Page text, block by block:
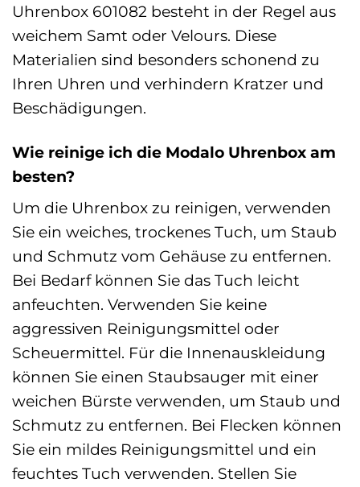
Uhrenbox 601082 besteht in der Regel aus
weichem Samt oder Velours. Diese
Materialien sind besonders schonend zu
Ihren Uhren und verhindern Kratzer und
Beschädigungen.
Wie reinige ich die Modalo Uhrenbox am
besten?
Um die Uhrenbox zu reinigen, verwenden
Sie ein weiches, trockenes Tuch, um Staub
und Schmutz vom Gehäuse zu entfernen.
Bei Bedarf können Sie das Tuch leicht
anfeuchten. Verwenden Sie keine
aggressiven Reinigungsmittel oder
Scheuermittel. Für die Innenauskleidung
können Sie einen Staubsauger mit einer
weichen Bürste verwenden, um Staub und
Schmutz zu entfernen. Bei Flecken können
Sie ein mildes Reinigungsmittel und ein
feuchtes Tuch verwenden. Stellen Sie